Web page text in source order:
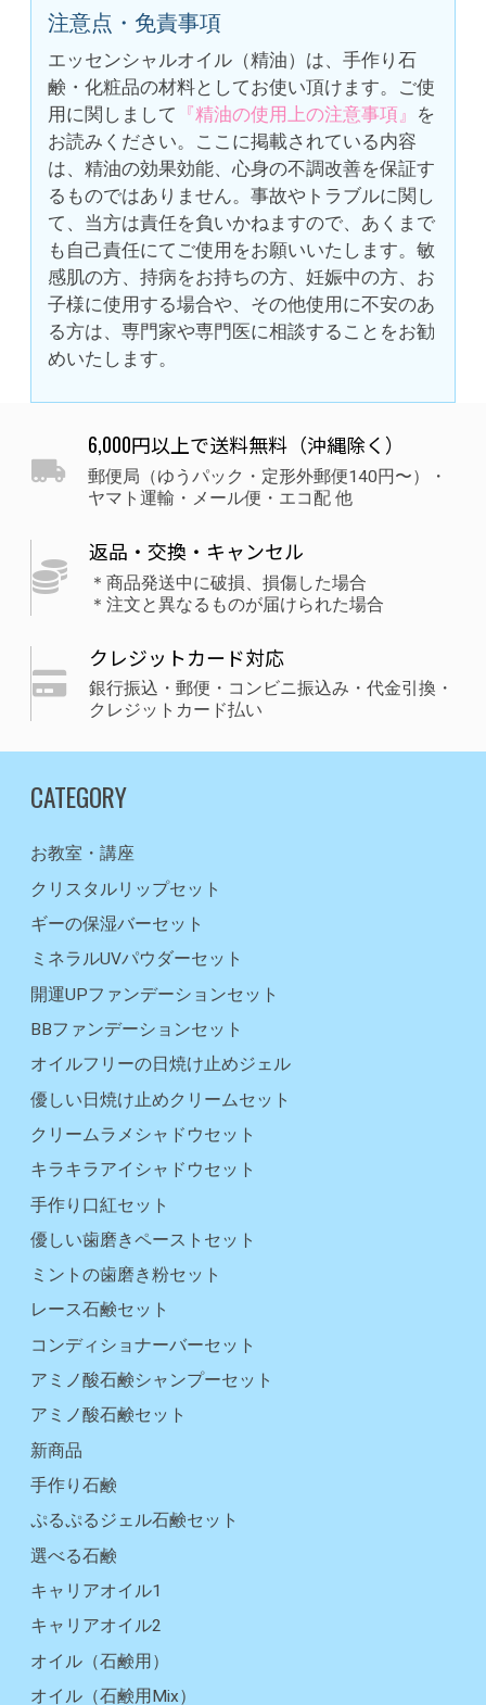
注意点・免責事項
エッセンシャルオイル（精油）は、手作り石
鹸・化粧品の材料としてお使い頂けます。ご使
用に関しまして 『精油の使用上の注意事項』 を
お読みください。ここに掲載されている内容
は、精油の効果効能、心身の不調改善を保証す
るものではありません。事故やトラブルに関し
て、当方は責任を負いかねますので、あくまで
も自己責任にてご使用をお願いいたします。敏
感肌の方、持病をお持ちの方、妊娠中の方、お
子様に使用する場合や、その他使用に不安のあ
る方は、専門家や専門医に相談することをお勧
めいたします。
6,000円以上で送料無料（沖縄除く）
郵便局（ゆうパック・定形外郵便140円〜）・
ヤマト運輸・メール便・エコ配 他
返品・交換・キャンセル
＊商品発送中に破損、損傷した場合
＊注文と異なるものが届けられた場合
クレジットカード対応
銀行振込・郵便・コンビニ振込み・代金引換・
クレジットカード払い
CATEGORY
お教室・講座
クリスタルリップセット
ギーの保湿バーセット
ミネラルUVパウダーセット
開運UPファンデーションセット
BBファンデーションセット
オイルフリーの日焼け止めジェル
優しい日焼け止めクリームセット
クリームラメシャドウセット
キラキラアイシャドウセット
手作り口紅セット
優しい歯磨きペーストセット
ミントの歯磨き粉セット
レース石鹸セット
コンディショナーバーセット
アミノ酸石鹸シャンプーセット
アミノ酸石鹸セット
新商品
手作り石鹸
ぷるぷるジェル石鹸セット
選べる石鹸
キャリアオイル1
キャリアオイル2
オイル（石鹸用）
オイル（石鹸用Mix）